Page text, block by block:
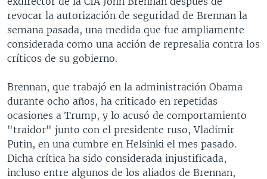
revocar la autorización de seguridad de Brennan la
semana pasada, una medida que fue ampliamente
considerada como una acción de represalia contra los
críticos de su gobierno.
Brennan, que trabajó en la administración Obama
durante ocho años, ha criticado en repetidas
ocasiones a Trump, y lo acusó de comportamiento
"traidor" junto con el presidente ruso, Vladimir
Putin, en una cumbre en Helsinki el mes pasado.
Dicha crítica ha sido considerada injustificada,
incluso entre algunos de los aliados de Brennan,